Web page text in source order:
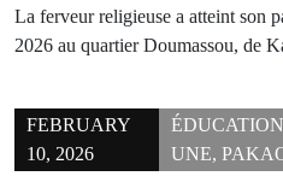
La ferveur religieuse a atteint son
2026 au quartier Doumassou, de
FEBRUARY
10, 2026
ÉDUCATION
UNE,